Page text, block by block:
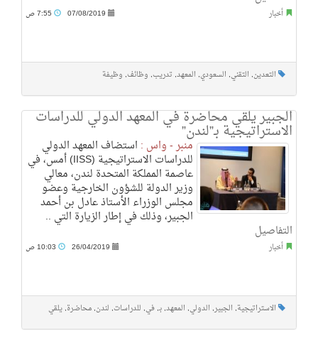
أخبار 07/08/2019
التعدين, التقني, السعودي, المعهد, تدريب, وظائف, وظيفة
الجبير يلقي محاضرة في المعهد الدولي للدراسات
الاستراتيجية بـ”لندن”
منبر - واس : استضاف المعهد الدولي
للدراسات الاستراتيجية (IISS) أمس، في
عاصمة المملكة المتحدة لندن، معالي
وزير الدولة للشؤون الخارجية وعضو
مجلس الوزراء الأستاذ عادل بن أحمد
الجبير، وذلك في إطار الزيارة التي ..
التفاصيل
أخبار 26/04/2019
الاستراتيجية, الجبير, الدولي, المعهد, بـ, في, للدراسات, لندن, محاضرة, يلقي